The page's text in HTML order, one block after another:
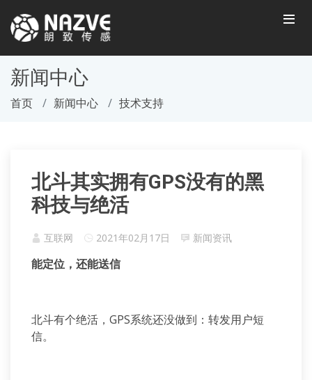
新闻中心
首页 新闻中心 技术支持
北斗其实拥有GPS没有的黑
科技与绝活
互联网 2021年02月17日 新闻资讯
能定位，还能送信
北斗有个绝活，GPS系统还没做到：转发用户短
信。